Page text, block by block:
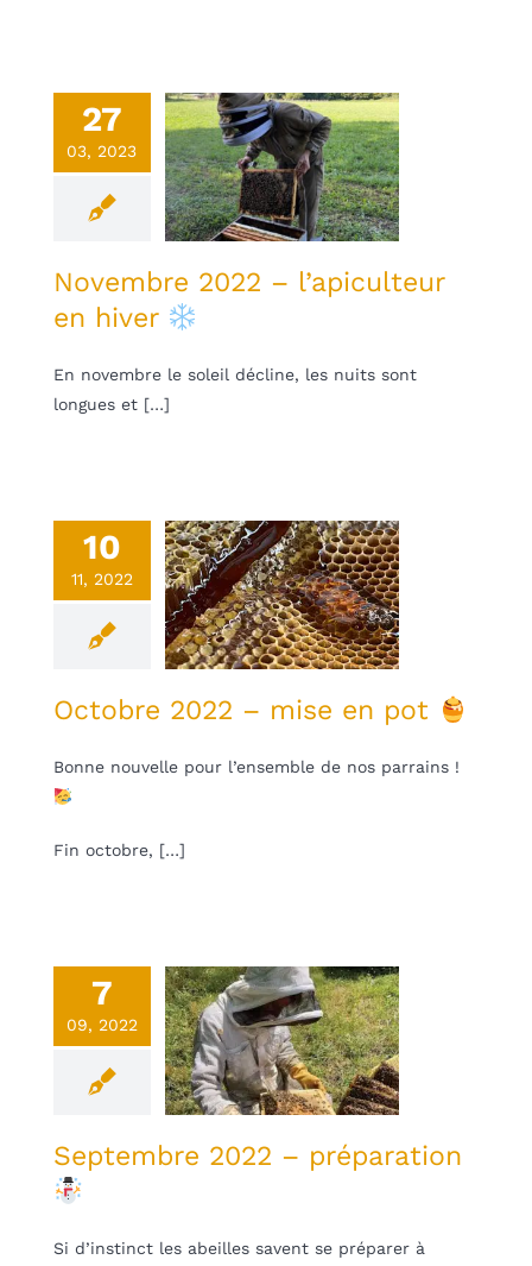
27
03, 2023
2022
Novembre 2022 – l’apiculteur
en hiver
En novembre le soleil décline, les nuits sont
longues et […]
10
11, 2022
2022 –
en pot
Non classifié(e)
Octobre 2022 – mise en pot
Bonne nouvelle pour l’ensemble de nos parrains !
Fin octobre, […]
7
09, 2022
2022 –
Septembre 2022 – préparation
Si d’instinct les abeilles savent se préparer à